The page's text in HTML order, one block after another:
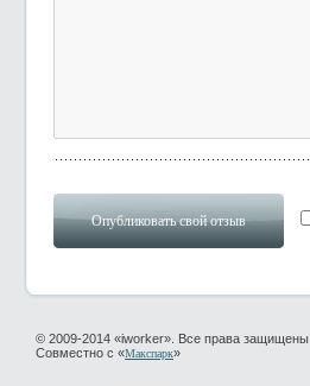
© 2009-2014 «iworker». Все права защищены
Совместно с «Макспарк»